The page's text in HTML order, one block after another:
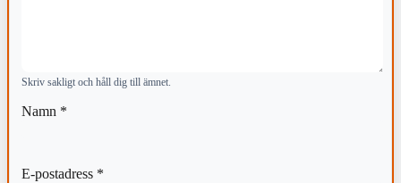
Skriv sakligt och håll dig till ämnet.
Namn *
E-postadress *